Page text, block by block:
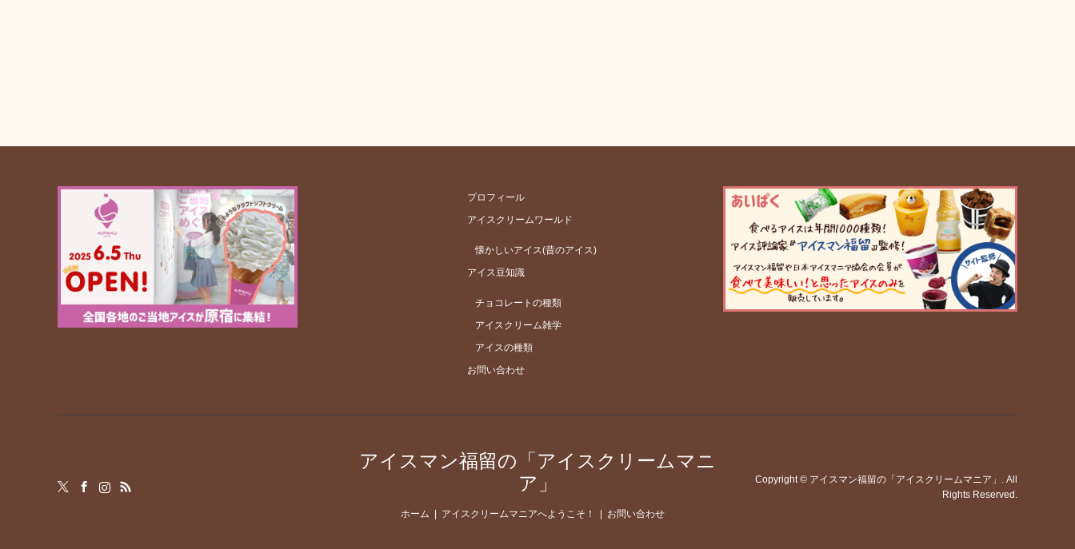
プロフィール
アイスクリームワールド
懐かしいアイス(昔のアイス)
アイス豆知識
チョコレートの種類
アイスクリーム雑学
アイスの種類
お問い合わせ
アイスマン福留の「アイスクリームマニ
ア」
ホーム アイスクリームマニアへようこそ！ お問い合わせ
Copyright© アイスマン福留の「アイスクリームマニア」 . All
Rights Reserved.